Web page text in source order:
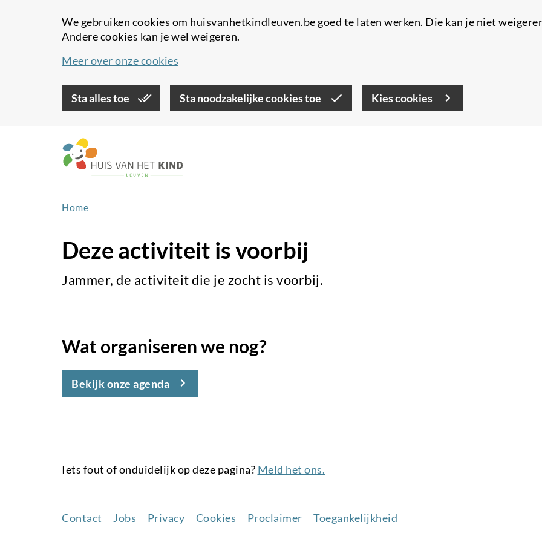
We gebruiken cookies om huisvanhetkindleuven.be goed te laten werken. Die kan je niet
Andere cookies kan je wel weigeren.
Meer over onze cookies
Sta alles toe Sta noodzakelijke cookies toe Kies cookies
Home
Deze activiteit is voorbij
Jammer, de activiteit die je zocht is voorbij.
Wat organiseren we nog?
Bekijk onze agenda
Iets fout of onduidelijk op deze pagina? Meld het ons.
Juridisch
Contact Jobs Privacy Cookies Proclaimer Toegankelijkheid